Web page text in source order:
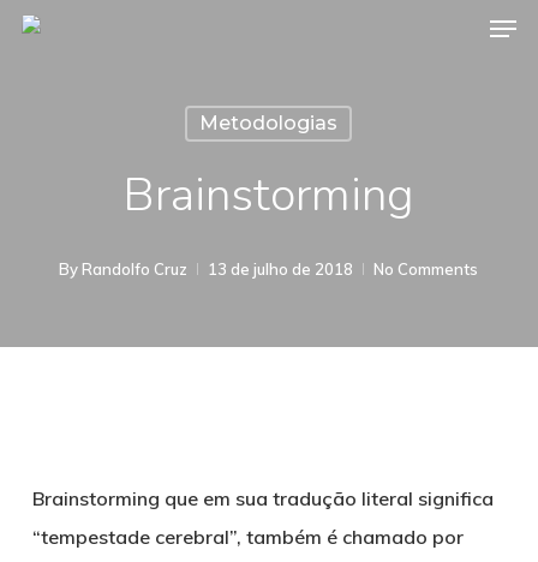
Skip
Metodologias
Brainstorming
By Randolfo Cruz 13 de julho de 2018 No Comments
Brainstorming que em sua tradução literal significa
“tempestade cerebral”, também é chamado por